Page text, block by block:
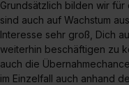
Inhalte (z.B. Videos
erforderliche
Dienste, ggfs. mit Sitz
Eine Erlaubnis hierfür
Einzelfall bei dem
Grundsätzlich bilden wir
sind auch auf Wachstum
Interesse sehr groß, Dich
weiterhin beschäftigen zu
auch die
im Einzelfall auch anhand